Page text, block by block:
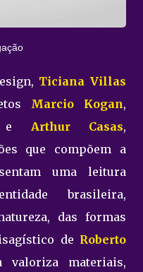
Ticiana Villas
Marcio Kogan,
Arthur Casas,
que compõem a
uma leitura
brasileira,
das formas
de Roberto
valoriza materiais,